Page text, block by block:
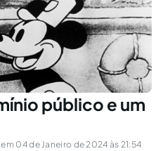
público e um
04 de Janeiro de 2024 às 21:54